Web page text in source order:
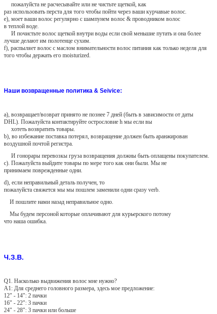
пожалуйста не расчесывайте или не чистьте щеткой, как
раз использовать перста для того чтобы пойти через ваши курчавые волос.
e), моет ваши волос регулярно с шампунем волос & проводником волос
в теплой воде.
И почистьте волос щеткой внутри воды если свой меньшие путать и она более
лучше делают им полотенце сухим.
f), распыляет волос с маслом внимательности волос питания как только неделя для
того чтобы держать его moisturized.
Наши возвращенные политика & Seivice:
a), возвращает/возврат принято не познее 7 дней (быть в зависимости от даты
DHL). Пожалуйста контактируйте острословие h мы если вы
хотеть возвратить товары.
b), во избежание поставка потерял, возвращение должен быть аранжирован
воздушной почтой регистра.
И гонорары перевозкы груза возвращения должны быть оплащены покупателем.
c). Пожалуйста выйдите товары по мере того как они были. Мы не
принимаем поврежденные одни.
d), если неправильный деталь получен, то
пожалуйста свяжется мы мы пошлем заменили одни сразу verb.
И пошлите нами назад неправильное одно.
Мы будем персоной которые оплачивают для курьерского потому
что наша ошибка.
Ч.З.В.
Q1. Насколько выдвижения волос мне нужно?
A1: Для среднего головного размера, здесь мое предложение:
12" - 14": 2 пачки
16" - 22": 3 пачки
24" - 28": 3 пачки или больше